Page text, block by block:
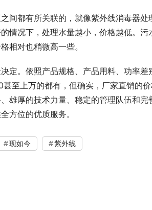
间都有所关联的，就像紫外线消毒器
情况下，处理水量越小，价格越低。污
相对也稍微高一些。
定。依照产品规格、产品用料、功率
至上万的都有，但确实，厂家直销的
雄厚的技术力量、稳定的管理队伍和完
方位的优质服务。
现如今 紫外线